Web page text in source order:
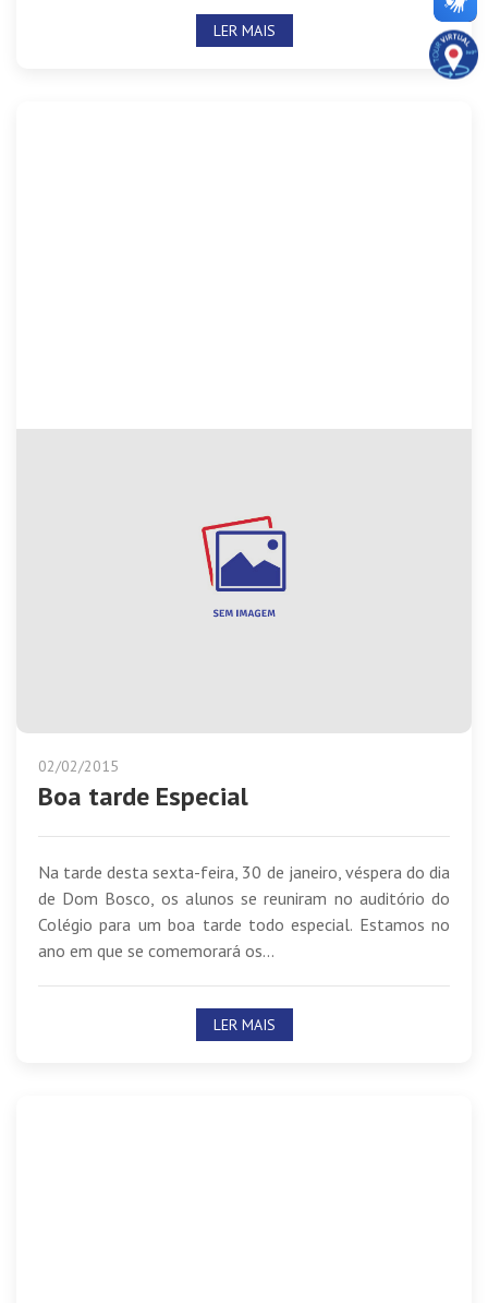
LER MAIS
02/02/2015
Boa tarde Especial
Na tarde desta sexta-feira, 30 de janeiro, véspera do dia
de Dom Bosco, os alunos se reuniram no auditório do
Colégio para um boa tarde todo especial. Estamos no
ano em que se comemorará os...
LER MAIS